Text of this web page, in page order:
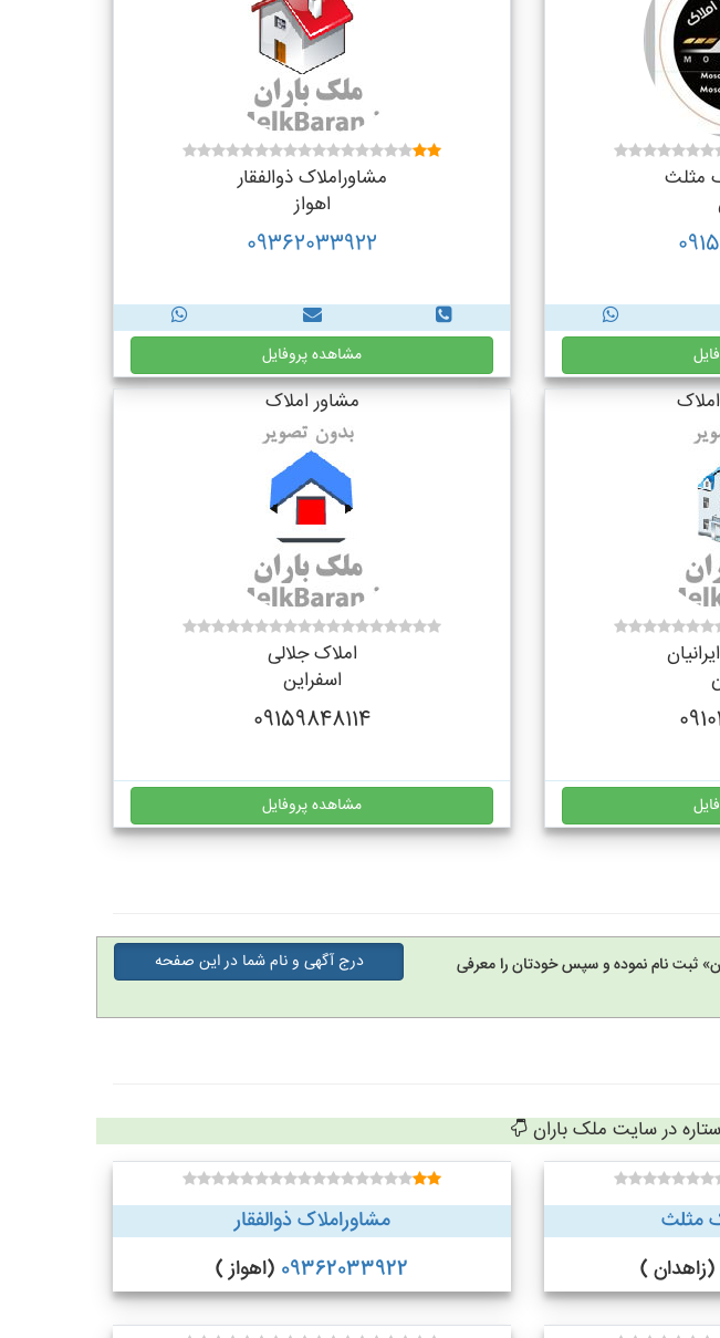
مثلث
مشاوراملاک ذوالفقار
اهواز
09362033922
مشاهده پروفایل
مشاور املاک
املاک جلالی
اسفراین
09159848114
مشاهده پروفایل
ثبت نام نموده و سپس خودتان را معرفی
درج آگهی و نام شما در این صفحه
در سایت ملک باران
مثلث
(زاهدان )
مشاوراملاک ذوالفقار
09362033922 (اهواز )